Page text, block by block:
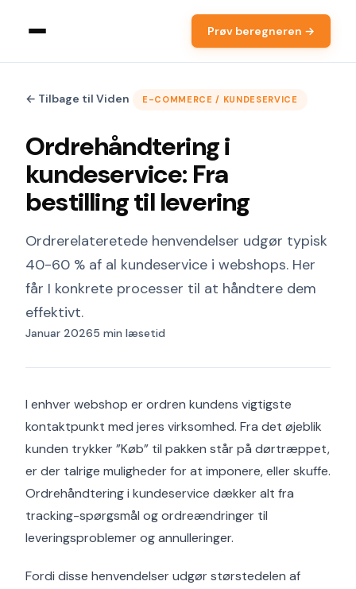
Prøv beregneren →
← Tilbage til Viden E-COMMERCE / KUNDESERVICE
Ordrehåndtering i
kundeservice: Fra
bestilling til levering
Ordrerelateretede henvendelser udgør typisk
40-60 % af al kundeservice i webshops. Her
får I konkrete processer til at håndtere dem
effektivt.
Januar 20265 min læsetid
I enhver webshop er ordren kundens vigtigste
kontaktpunkt med jeres virksomhed. Fra det øjeblik
kunden trykker ”Køb” til pakken står på dørtræppet,
er der talrige muligheder for at imponere, eller skuffe.
Ordrehåndtering i kundeservice dækker alt fra
tracking-spørgsmål og ordreændringer til
leveringsproblemer og annulleringer.
Fordi disse henvendelser udgør størstedelen af